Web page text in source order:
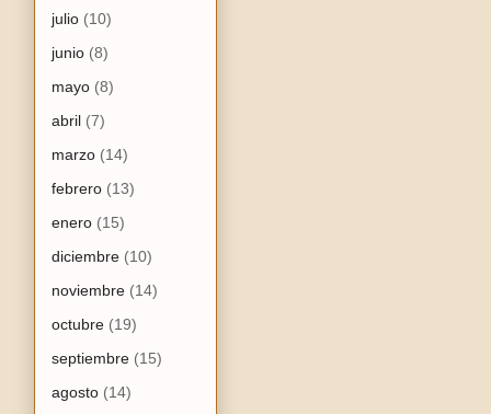
julio (10)
junio (8)
mayo (8)
abril (7)
marzo (14)
febrero (13)
enero (15)
diciembre (10)
noviembre (14)
octubre (19)
septiembre (15)
agosto (14)